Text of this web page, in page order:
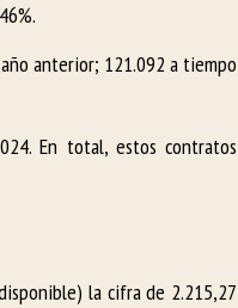
anterior; 121.092 a tiempo
En total, estos contratos
la cifra de 2.215,27